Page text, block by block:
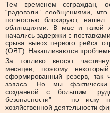
Тем временем сограждан,
“радовали” сообщениями, что
полностью блокируют,
облигациями. В мае и такой
начались задержки с
срыва вывоз первого рейса
(ОЯТ). Накапливаются
За топливо вносят
месяцев, поэтому
сформированный резерв, так
запаса. Но мы фактически
созданной с большим
безопасности” — по иску
хозяйственной деятельности